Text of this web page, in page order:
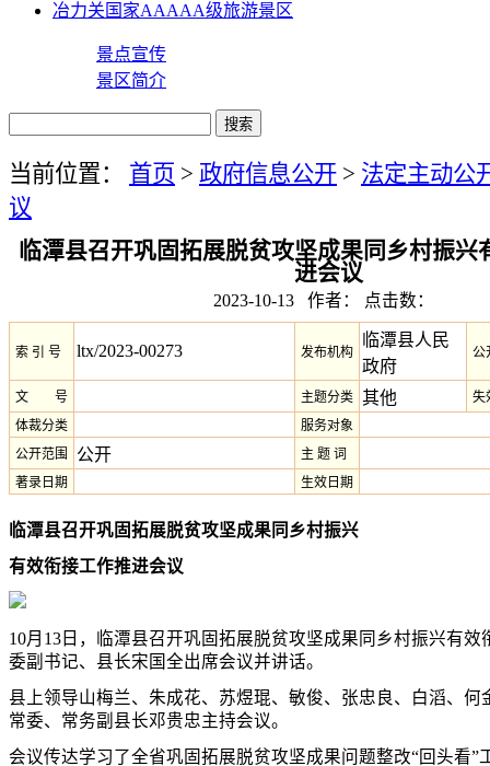
冶力关国家AAAAA级旅游景区
景点宣传
景区简介
当前位置： 首页 > 政府信息公开 > 法定主动公
议
临潭县召开巩固拓展脱贫攻坚成果同乡村振兴
进会议
2023-10-13 作者： 点击数：
索 引 号 ltx/2023-00273 发布机构
临潭县人民
政府
公
文 号 主题分类 其他
失
体裁分类
服务对象
公开范围
公开
主 题 词
著录日期
生效日期
临潭县召开巩固拓展脱贫攻坚成果同乡村振兴
有效衔接工作推进会议
10月13日，临潭县召开巩固拓展脱贫攻坚成果同乡村振兴有效
委副书记、县长宋国全出席会议并讲话。
县上领导山梅兰、朱成花、苏煜琨、敏俊、张忠良、白滔、何
常委、常务副县长邓贵忠主持会议。
会议传达学习了全省巩固拓展脱贫攻坚成果问题整改“回头看”